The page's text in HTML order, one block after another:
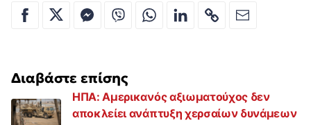
Διαβάστε επίσης
ΗΠΑ: Αμερικανός αξιωματούχος δεν
αποκλείει ανάπτυξη χερσαίων δυνάμεων